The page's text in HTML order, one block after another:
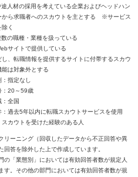
途人材の採用を考えている企業およびヘッドハン
から求職者へのスカウトを主とする ※サービス
除く
数の職種・業種を扱っている
サイトで提供している
し、転職情報を提供するサイトに付帯するスカウ
能は対象外とする
：指定なし
：20～59歳
：全国
：過去5年以内に転職スカウトサービスを使用
スカウトを受けた経験のある人
ーニング（回収したデータから不正回答や異
答を除外した上で作成しています。
「業態別」においては有効回答者数が規定人
す。その他の部門においては有効回答者数が規